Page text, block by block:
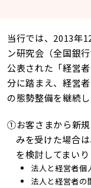
当行では、2013年
ン研究会（全国銀
公表された「経営
分に踏まえ、経営
の態勢整備を継続
①お客さまから新
みを受けた場合
を検討してまいり
法人と経営者個
法人と経営者の